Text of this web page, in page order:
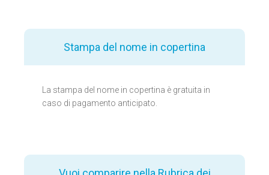
Stampa del nome in copertina
La stampa del nome in copertina è gratuita in
caso di pagamento anticipato.